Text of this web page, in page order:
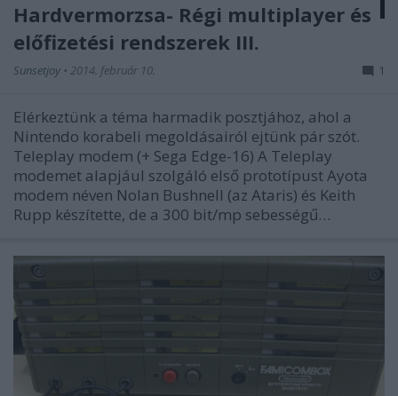
Hardvermorzsa- Régi multiplayer és
előfizetési rendszerek III.
Sunsetjoy • 2014. február 10. 1
Elérkeztünk a téma harmadik posztjához, ahol a
Nintendo korabeli megoldásairól ejtünk pár szót.
Teleplay modem (+ Sega Edge-16) A Teleplay
modemet alapjául szolgáló első prototípust Ayota
modem néven Nolan Bushnell (az Ataris) és Keith
Rupp készítette, de a 300 bit/mp sebességű…